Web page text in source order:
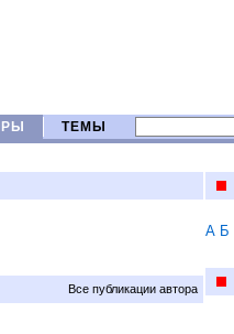
ТЕМЫ
Все публикации автора
А Б